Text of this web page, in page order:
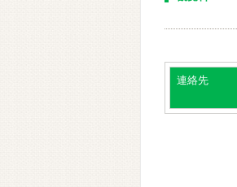
連絡先